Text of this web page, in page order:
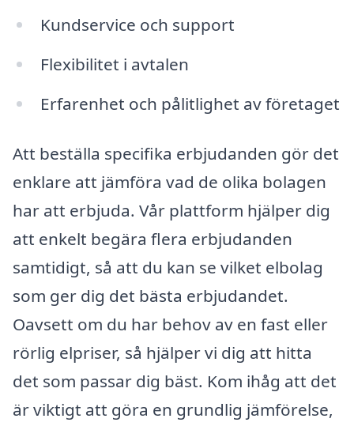
Kundservice och support
Flexibilitet i avtalen
Erfarenhet och pålitlighet av företaget
Att beställa specifika erbjudanden gör det
enklare att jämföra vad de olika bolagen
har att erbjuda. Vår plattform hjälper dig
att enkelt begära flera erbjudanden
samtidigt, så att du kan se vilket elbolag
som ger dig det bästa erbjudandet.
Oavsett om du har behov av en fast eller
rörlig elpriser, så hjälper vi dig att hitta
det som passar dig bäst. Kom ihåg att det
är viktigt att göra en grundlig jämförelse,